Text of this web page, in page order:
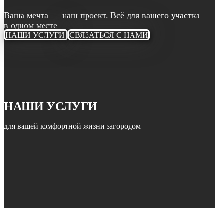
Ваша мечта — наш проект. Всё для вашего участка —
в одном месте
НАШИ УСЛУГИ СВЯЗАТЬСЯ С НАМИ
НАШИ УСЛУГИ
для вашей комфортной жизни загородом